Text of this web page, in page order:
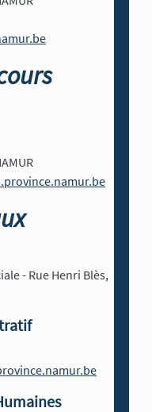
- Rue Henri Blès,